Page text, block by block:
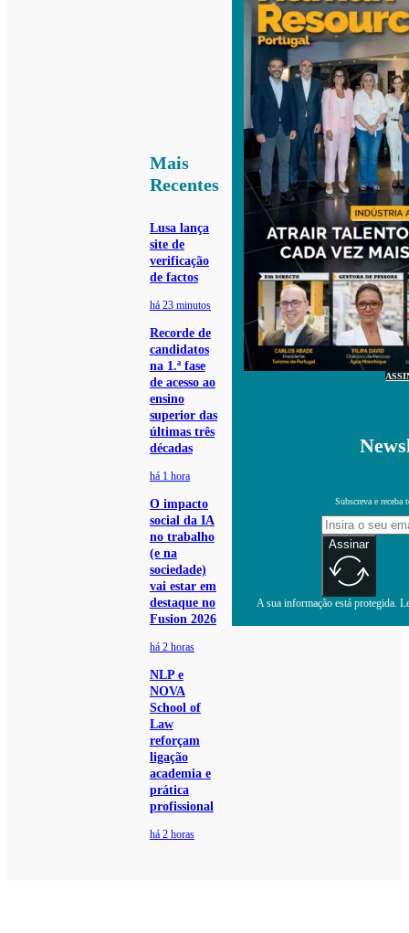
Mais
Recentes
Lusa lança
site de
verificação
de factos
há 23 minutos
Recorde de
candidatos
na 1.ª fase
de acesso ao
ensino
superior das
últimas três
décadas
há 1 hora
O impacto
social da IA
no trabalho
(e na
sociedade)
vai estar em
destaque no
Fusion 2026
há 2 horas
NLP e
NOVA
School of
Law
reforçam
ligação
academia e
prática
profissional
há 2 horas
Subscreva e receba
Assinar
A sua informação está protegida.